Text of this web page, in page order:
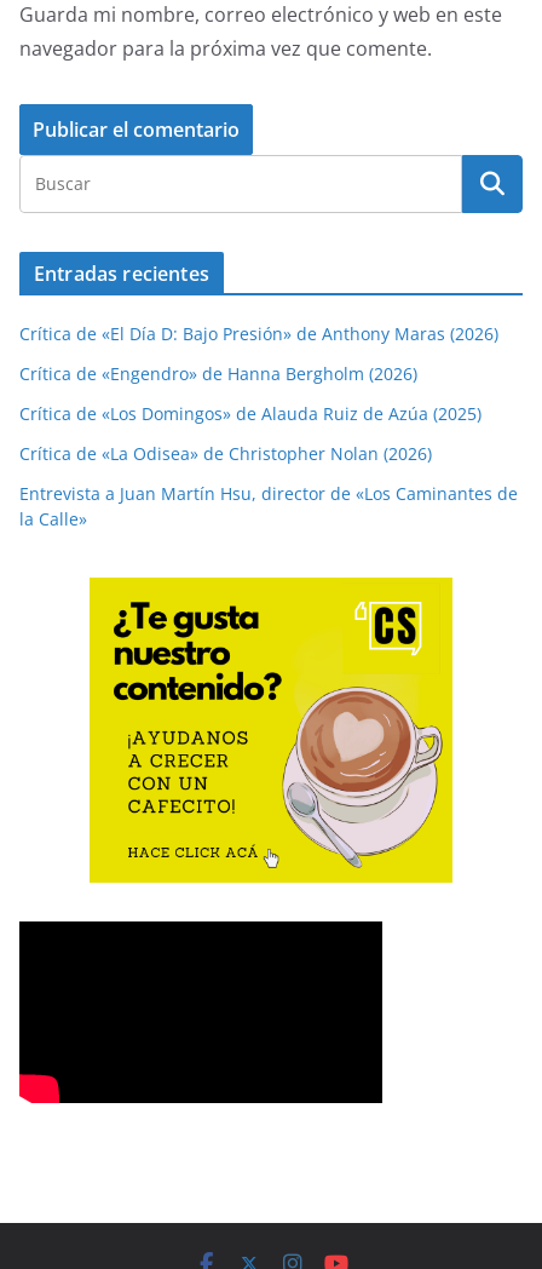
Guarda mi nombre, correo electrónico y web en este
navegador para la próxima vez que comente.
Entradas recientes
Crítica de «El Día D: Bajo Presión» de Anthony Maras (2026)
Crítica de «Engendro» de Hanna Bergholm (2026)
Crítica de «Los Domingos» de Alauda Ruiz de Azúa (2025)
Crítica de «La Odisea» de Christopher Nolan (2026)
Entrevista a Juan Martín Hsu, director de «Los Caminantes de
la Calle»